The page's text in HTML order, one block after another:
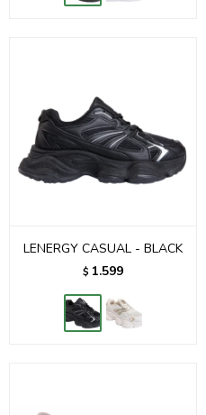
LENERGY CASUAL - BLACK
$ 1.599